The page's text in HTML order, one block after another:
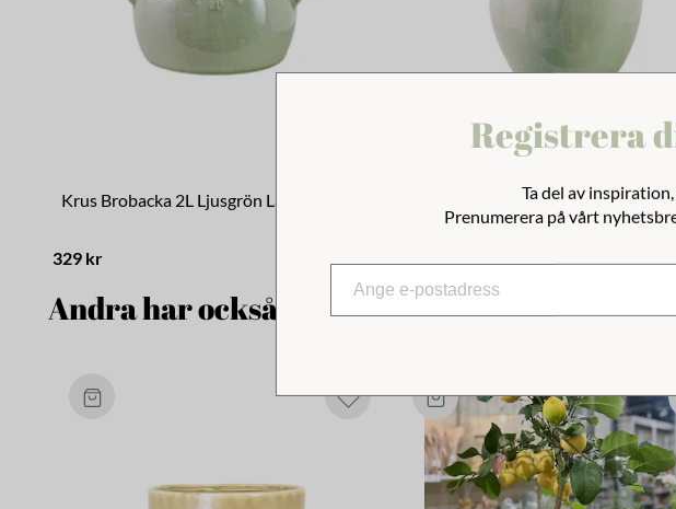
Krus Brobacka 2L Ljusgrön Låg
329 kr
Krus Brobacka 2L Ljusgrön Hög
Andra har också tittat på
Registrera
Ta del av
Prenumerera på vårt